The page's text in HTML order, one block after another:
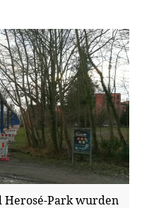
Herosé-Park wurden